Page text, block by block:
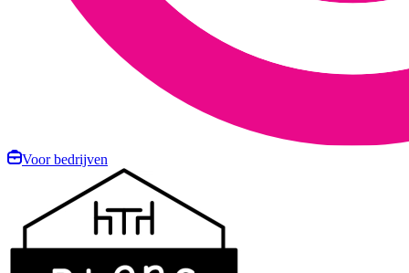
Voor bedrijven